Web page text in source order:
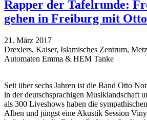
Rapper der Tafelrunde:
gehen in Freiburg mit
21. März 2017
Drexlers, Kaiser, Islamisches Zentrum,
Automaten Emma & HEM Tanke
Seit über sechs Jahren ist die Band Otto
in der deutschsprachigen Musiklandschaft
als 300 Liveshows haben die
Alben und jüngst eine Akustik Session